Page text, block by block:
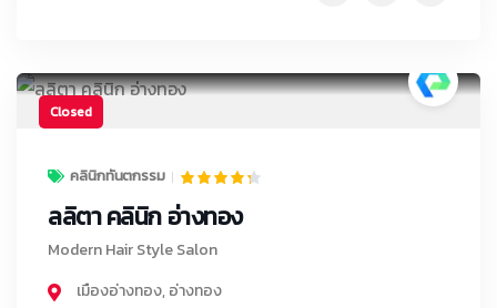
Closed
คลินิกทันตกรรม
ลลิตา คลินิก อ่างทอง
Modern Hair Style Salon
เมืองอ่างทอง,อ่างทอง